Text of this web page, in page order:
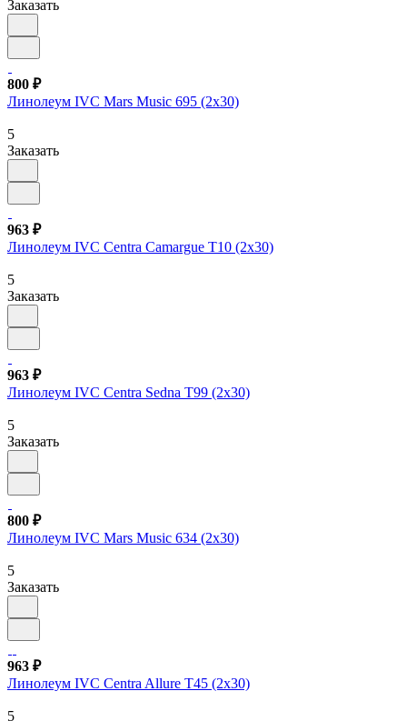
Заказать
800 ₽
Линолеум IVC Mars Music 695 (2х30)
5
Заказать
963 ₽
Линолеум IVC Centra Camargue T10 (2х30)
5
Заказать
963 ₽
Линолеум IVC Centra Sedna T99 (2х30)
5
Заказать
800 ₽
Линолеум IVC Mars Music 634 (2х30)
5
Заказать
963 ₽
Линолеум IVC Centra Allure T45 (2х30)
5